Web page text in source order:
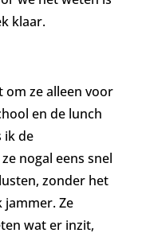
klaar.
om ze alleen voor
en de lunch
ik de
nogal eens snel
zonder het
jammer. Ze
wat er inzit,